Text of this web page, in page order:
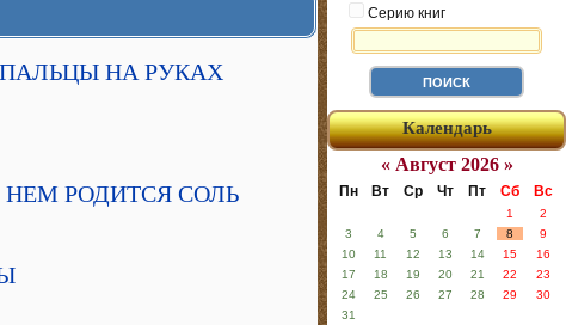
ПАЛЬЦЫ НА РУКАХ
НЕМ РОДИТСЯ СОЛЬ
Серию книг
Календарь
« Август 2026 »
Пн Вт Ср Чт Пт Сб Вс
1
2
3
4 5 6 7 8
9
10
11 12 13 14 15
16
17
18 19 20 21 22
23
24
25 26 27 28 29
30
31